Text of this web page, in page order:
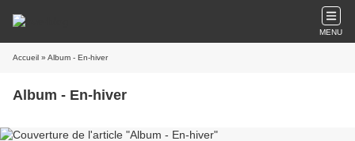
MENU
Accueil » Album - En-hiver
Album - En-hiver